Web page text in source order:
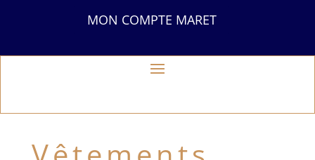
MON COMPTE MARET